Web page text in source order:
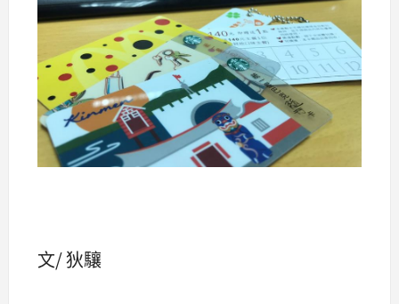
文/ 狄驤